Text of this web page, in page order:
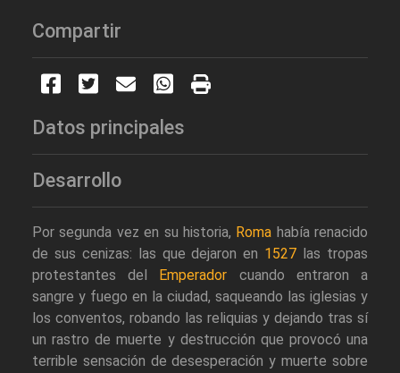
Compartir
Datos principales
Desarrollo
Por segunda vez en su historia, Roma había renacido
de sus cenizas: las que dejaron en 1527 las tropas
protestantes del
Emperador cuando entraron a
sangre y fuego en la ciudad, saqueando las iglesias y
los conventos, robando las reliquias y dejando tras sí
un rastro de muerte y destrucción que provocó una
terrible sensación de desesperación y muerte sobre